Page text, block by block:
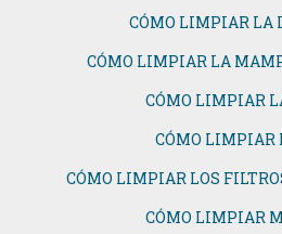
CÓMO LIMPIAR LA
CÓMO LIMPIAR LA
CÓMO LIMPIAR
CÓMO LIMPIAR
CÓMO LIMPIAR LOS
CÓMO LIMPIAR